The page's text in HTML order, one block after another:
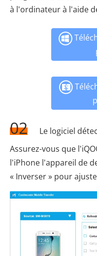
à l'ordinateur à l'aide
02
Le logiciel
Assurez-vous que
l'iPhone l'appareil de
« Inverser » pour